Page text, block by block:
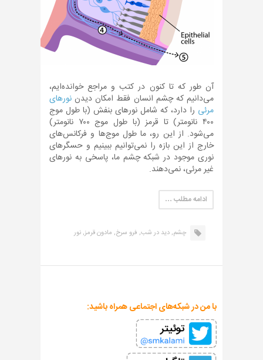
آن طور که تا کنون در کتب و مراجع خوانده‌ایم،
می‌دانیم که چشم انسان فقط امکان دیدن نورهای
مرئی را دارد، که شامل نورهای بنفش (با طول موج
۴۰۰ نانومتر) تا قرمز (با طول موج ۷۰۰ نانومتر)
می‌شود. از این رو، ما طول موج‌ها و فرکانس‌های
خارج از این بازه را نمی‌توانیم ببینیم و حسگرهای
نوری موجود در شبکه چشم ما، پاسخی به نورهای
غیر مرئی، نمی‌دهند.
ادامه مطلب …
چشم,دید در شب, فرو سرخ, مادون قرمز,نور
با من در شبکه‌های اجتماعی همراه باشید: